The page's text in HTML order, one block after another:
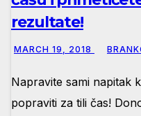
rezultate!
MARCH 19, 2018
Napravite sami napitak
popraviti za tili čas!